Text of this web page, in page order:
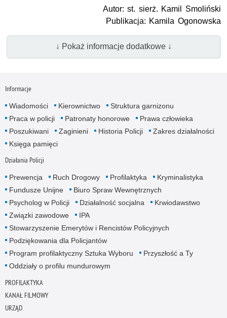
Autor: st. sierż. Kamil Smoliński
Publikacja: Kamila Ogonowska
↓ Pokaż informacje dodatkowe ↓
Informacje
Wiadomości Kierownictwo
Struktura garnizonu
Praca w policji
Patronaty honorowe
Prawa człowieka
Poszukiwani
Zaginieni Historia Policji
Zakres działalności
Księga pamięci
Działania Policji
Prewencja Ruch Drogowy Profilaktyka
Kryminalistyka
Fundusze Unijne
Biuro Spraw Wewnętrznych
Psycholog w Policji
Działalność socjalna
Krwiodawstwo
Związki zawodowe
IPA
Stowarzyszenie Emerytów i Rencistów Policyjnych
Podziękowania dla Policjantów
Program profilaktyczny Sztuka Wyboru
Przyszłość a Ty
Oddziały o profilu mundurowym
PROFILAKTYKA
KANAŁ FILMOWY
URZĄD